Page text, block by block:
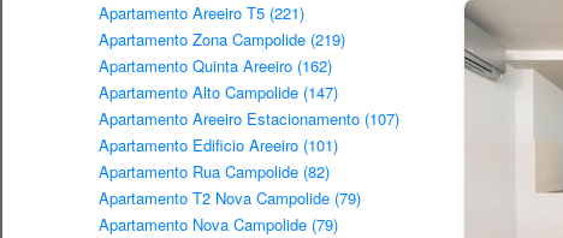
Apartamento Areeiro T5 (221)
Apartamento Zona Campolide (219)
Apartamento Quinta Areeiro (162)
Apartamento Alto Campolide (147)
Apartamento Areeiro Estacionamento (107)
Apartamento Edificio Areeiro (101)
Apartamento Rua Campolide (82)
Apartamento T2 Nova Campolide (79)
Apartamento Nova Campolide (79)